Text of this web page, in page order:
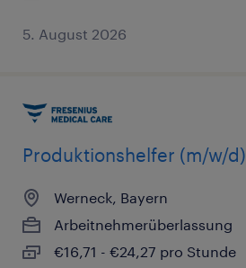
5. August 2026
Produktionshelfer (m/w/d)
Werneck, Bayern
Arbeitnehmerüberlassung
€16,71 - €24,27 pro Stunde